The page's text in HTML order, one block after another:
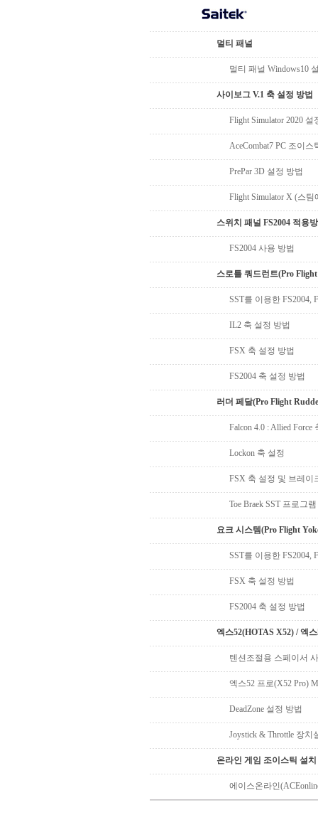
멀티 패널
멀티 패널 Windows10
사이보그 V.1 축 설정 방법
Flight Simulator 2020 설
AceCombat7 PC 조이
PrePar 3D 설정 방법
Flight Simulator X (스
스위치 패널 FS2004 적용
FS2004 사용 방법
스로틀 쿼드런트(Pro
SST를 이용한 FS2004,
IL2 축 설정 방법
FSX 축 설정 방법
FS2004 축 설정 방법
러더 페달(Pro Flight
Falcon 4.0 : Allied Force
Lockon 축 설정
FSX 축 설정 및 브레이
Toe Braek SST 프로그
요크 시스템(Pro Flight
SST를 이용한 FS2004,
FSX 축 설정 방법
FS2004 축 설정 방법
엑스52(HOTAS X52) / 엑
텐션조절용 스페이서
엑스52 프로(X52 Pro)
DeadZone 설정 방법
Joystick & Throttle 장치
온라인 게임 조이스틱 설
에이스온라인